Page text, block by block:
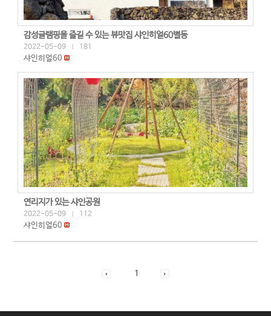
감성글램핑을 즐길 수 있는 뷰맛집 샤인히얼60별동
2022-05-09 181
샤인히얼60
연리지가 있는 샤인공원
2022-05-09 112
샤인히얼60
1